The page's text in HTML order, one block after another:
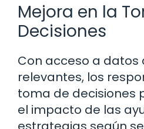
Mejora en la
Decisiones
Con acceso a datos
relevantes, los
toma de decisiones
el impacto de las